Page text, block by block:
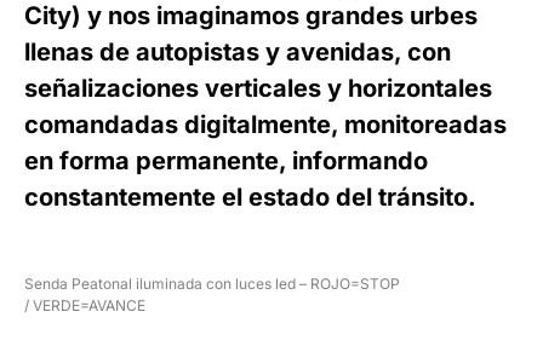
City) y nos imaginamos grandes urbes
llenas de autopistas y avenidas, con
señalizaciones verticales y horizontales
comandadas digitalmente, monitoreadas
en forma permanente, informando
constantemente el estado del tránsito.
Senda Peatonal iluminada con luces led – ROJO=STOP
/ VERDE=AVANCE